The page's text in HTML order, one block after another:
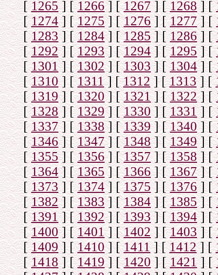
[1265] [1266] [1267] [1268] [
[1274] [1275] [1276] [1277] [
[1283] [1284] [1285] [1286] [
[1292] [1293] [1294] [1295] [
[1301] [1302] [1303] [1304] [
[1310] [1311] [1312] [1313] [
[1319] [1320] [1321] [1322] [
[1328] [1329] [1330] [1331] [
[1337] [1338] [1339] [1340] [
[1346] [1347] [1348] [1349] [
[ 1355] [1356] [1357] [1358] [
[1364] [1365] [1366] [1367] [
[1373] [1374] [1375 ] [1376] [
[1382] [1383] [1384] [1385] [
[1391] [1392] [1393] [1394] [
[1400] [1401] [1402] [1403] [
[1409] [1410] [1411] [1412] [
[1418] [1419] [1420 ] [1421] [